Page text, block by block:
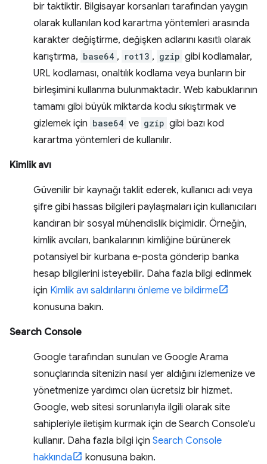
bir taktiktir. Bilgisayar korsanları tarafından yaygın
olarak kullanılan kod karartma yöntemleri arasında
karakter değiştirme, değişken adlarını kasıtlı olarak
karıştırma, base64 , rot13 , gzip gibi kodlamalar,
URL kodlaması, onaltılık kodlama veya bunların bir
birleşimini kullanma bulunmaktadır. Web kabuklarının
tamamı gibi büyük miktarda kodu sıkıştırmak ve
gizlemek için base64 ve gzip gibi bazı kod
karartma yöntemleri de kullanılır.
Kimlik avı
Güvenilir bir kaynağı taklit ederek, kullanıcı adı veya
şifre gibi hassas bilgileri paylaşmaları için kullanıcıları
kandıran bir sosyal mühendislik biçimidir. Örneğin,
kimlik avcıları, bankalarının kimliğine bürünerek
potansiyel bir kurbana e-posta gönderip banka
hesap bilgilerini isteyebilir. Daha fazla bilgi edinmek
için Kimlik avı saldırılarını önleme ve bildirme
konusuna bakın.
Search Console
Google tarafından sunulan ve Google Arama
sonuçlarında sitenizin nasıl yer aldığını izlemenize ve
yönetmenize yardımcı olan ücretsiz bir hizmet.
Google, web sitesi sorunlarıyla ilgili olarak site
sahipleriyle iletişim kurmak için de Search Console'u
kullanır. Daha fazla bilgi için Search Console
hakkında
konusuna bakın.